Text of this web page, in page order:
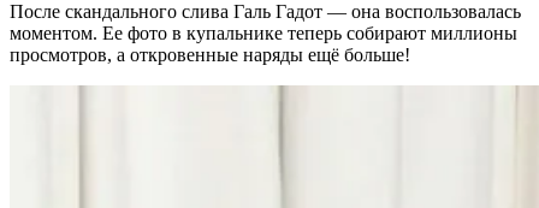
После скандального слива Галь Гадот — она воспользовалась
моментом. Ее фото в купальнике теперь собирают миллионы
просмотров, а откровенные наряды ещё больше!